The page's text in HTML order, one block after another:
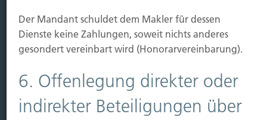
Leistung
Leben
Sichern
Immobilien Vers.
Der Mandant schuldet dem Makler für dessen
Dienste keine Zahlungen, soweit nichts anderes
gesondert vereinbart wird (Honorarvereinbarung).
6. Offenlegung direkter oder
indirekter Beteiligungen über